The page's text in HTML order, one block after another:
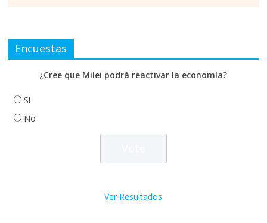
Encuestas
¿Cree que Milei podrá reactivar la economía?
Si
No
Ver Resultados